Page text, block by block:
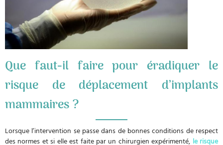
Que faut-il faire pour éradiquer le
risque de déplacement d’implants
mammaires ?
Lorsque l’intervention se passe dans de bonnes conditions de respect
des normes et si elle est faite par un chirurgien expérimenté, le risque